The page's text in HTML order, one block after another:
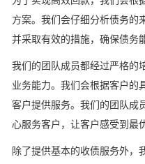
方案。我们会仔细分析债务的
并采取有效的措施，确保债务
我们的团队成员都经过严格的
业务能力。我们会根据客户的
客户提供服务。我们的团队成
心服务客户，让客户感受到最
除了提供基本的收债服务外，